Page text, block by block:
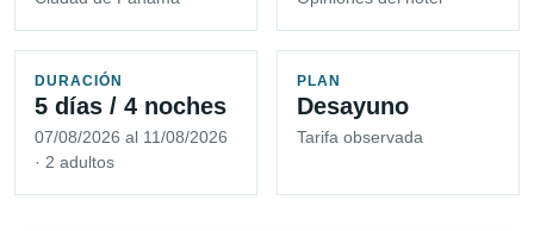
DURACIÓN
5 días / 4 noches
07/08/2026 al 11/08/2026
· 2 adultos
PLAN
Desayuno
Tarifa observada